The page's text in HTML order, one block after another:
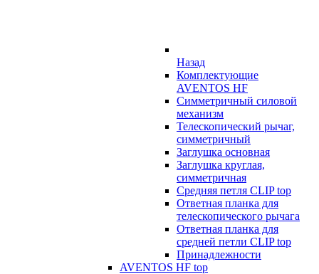
Назад
Комплектующие
AVENTOS HF
Симметричный силовой
механизм
Телескопический рычаг,
симметричный
Заглушка основная
Заглушка круглая,
симметричная
Средняя петля CLIP top
Ответная планка для
телескопического рычага
Ответная планка для
средней петли CLIP top
Принадлежности
AVENTOS HF top